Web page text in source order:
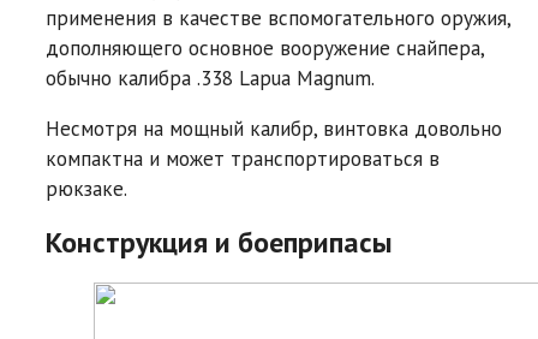
применения в качестве вспомогательного оружия,
дополняющего основное вооружение снайпера,
обычно калибра .338 Lapua Magnum.
Несмотря на мощный калибр, винтовка довольно
компактна и может транспортироваться в
рюкзаке.
Конструкция и боеприпасы